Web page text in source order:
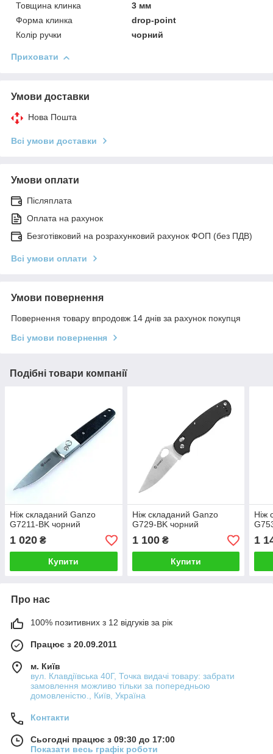
Товщина клинка
3 мм
Форма клинка
drop-point
Колір ручки
чорний
Приховати
Умови доставки
Нова Пошта
Всі умови доставки
Умови оплати
Післяплата
Оплата на рахунок
Безготівковий на розрахунковий рахунок ФОП (без ПДВ)
Всі умови оплати
Умови повернення
Повернення товару впродовж 14 днів за рахунок покупця
Всі умови повернення
Подібні товари компанії
Ніж складаний Ganzo
G7211-BK чорний
1 020 ₴
Купити
Ніж складаний Ganzo
G729-BK чорний
1 100₴
Купити
Ніж
1
Про нас
100% позитивних з 12 відгуків за рік
Працює з 20.09.2011
м. Київ
вул. Клавдіївська 40Г, Точка видачі товару: забрати
замовлення можливо тільки за попередньою
домовленістю., Київ, Україна
Контакти
Сьогодні працює з 09:30 до 17:00
Показати весь графік роботи